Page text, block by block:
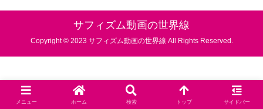
サフィズム動画の世界線
Copyright © 2023 サフィズム動画の世界線 All Rights Reserved.
メニュー ホーム 検索 トップ サイドバー